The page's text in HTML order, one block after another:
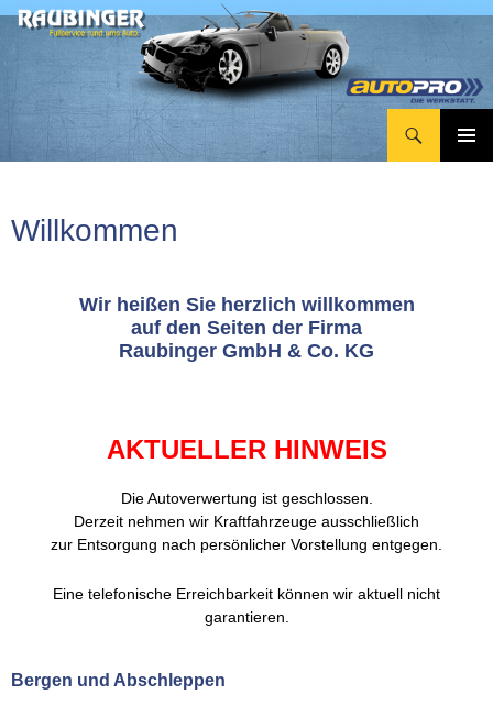
RAUBINGER Fullservice rund ums Auto
Willkommen
Wir heißen Sie herzlich willkommen
auf den Seiten der Firma
Raubinger GmbH & Co. KG
AKTUELLER HINWEIS
Die Autoverwertung ist geschlossen.
Derzeit nehmen wir Kraftfahrzeuge ausschließlich
zur Entsorgung nach persönlicher Vorstellung entgegen.
Eine telefonische Erreichbarkeit können wir aktuell nicht
garantieren.
Bergen und Abschleppen